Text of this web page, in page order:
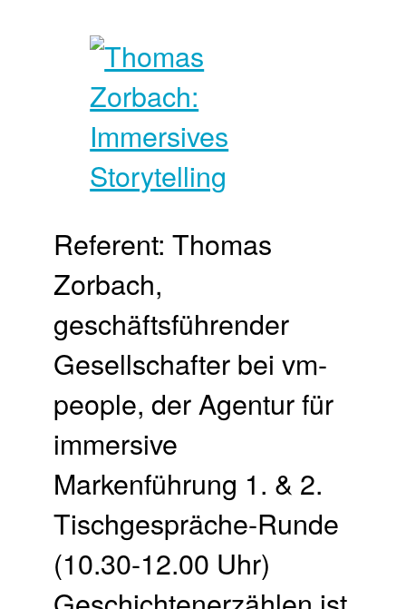
Referent: Thomas
Zorbach,
geschäftsführender
Gesellschafter bei vm-
people, der Agentur für
immersive
Markenführung 1. & 2.
Tischgespräche-Runde
(10.30-12.00 Uhr)